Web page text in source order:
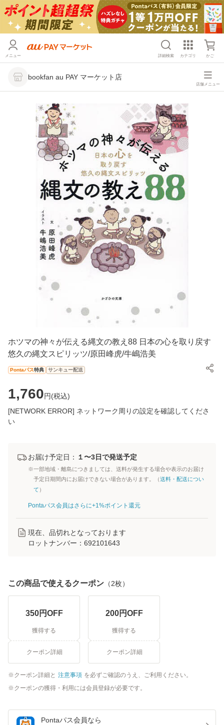
メニュー 詳細検索 カテゴリ かご
bookfan au PAY マーケット店
店舗メニュー
ホツマの神々が伝える縄文の教え88 日本の心を取り戻す
悠久の縄文スピリッツ/原田峰虎/牛嶋浩美
Pontaパス特典 サンキュー配送
1,760円(税込)
[NETWORK ERROR] ネットワーク周りの設定を確認してくださ
い
お届け予定日： １〜3日で発送予定
※一部地域・離島につきましては、送料が発生する場合や表示のお届け
予定日期間内にお届けできない場合があります。（送料・配送につい
て ）
Pontaパス会員はさらに+1%ポイント還元
現在、品切れとなっております
ロットナンバー： 692101643
この商品で使えるクーポン （2枚）
350円OFF
獲得する
クーポン詳細
200円OFF
獲得する
クーポン詳細
クーポン詳細と 注意事項 を必ずご確認のうえ、ご利用ください。
クーポンの獲得・利用には会員登録が必要です。
Pontaパス会員なら